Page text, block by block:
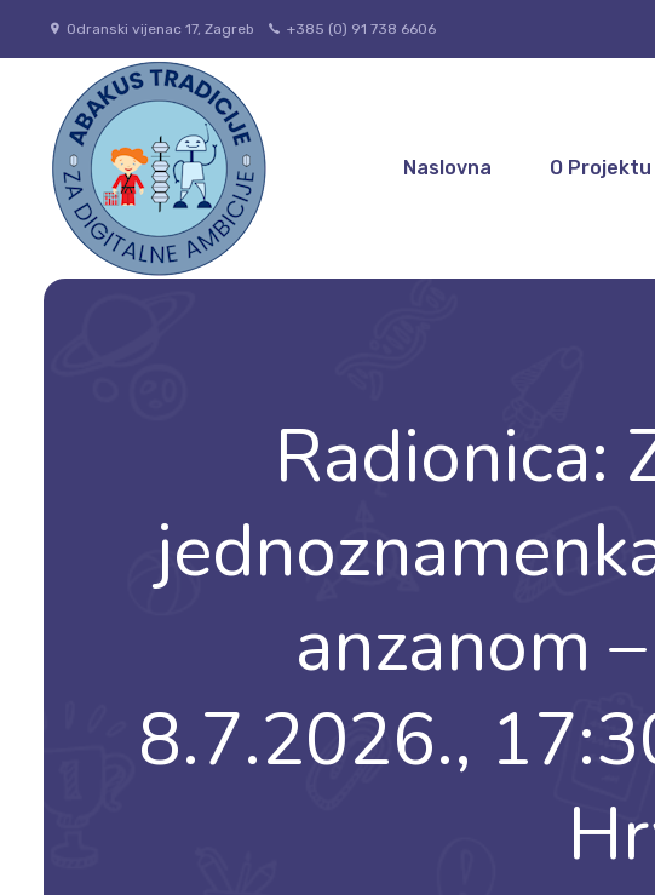
Odranski vijenac 17, Zagreb +385 (0) 91 738 6606
Naslovna O Projektu
Radionica:
anzanom
8.7.2026.,